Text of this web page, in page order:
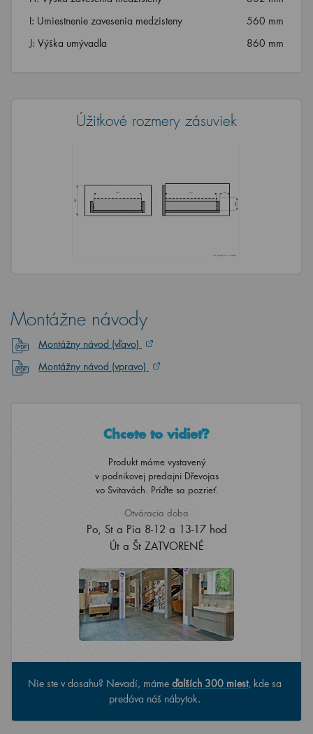
I: Umiestnenie zavesenia medzisteny
560 mm
J: Výška umývadla
860 mm
Úžitkové rozmery zásuviek
Montážne návody
Montážny návod (vľavo)
Montážny návod (vpravo)
Chcete to vidieť?
Produkt máme vystavený
v podnikovej predajni Dřevojas
vo Svitavách. Príďte sa pozrieť.
Otváracia doba
Po, St a Pia 8-12 a 13-17 hod
Út a Št ZATVORENÉ
Nie ste v dosahu? Nevadí, máme ďalších 300 miest, kde sa
predáva náš nábytok.